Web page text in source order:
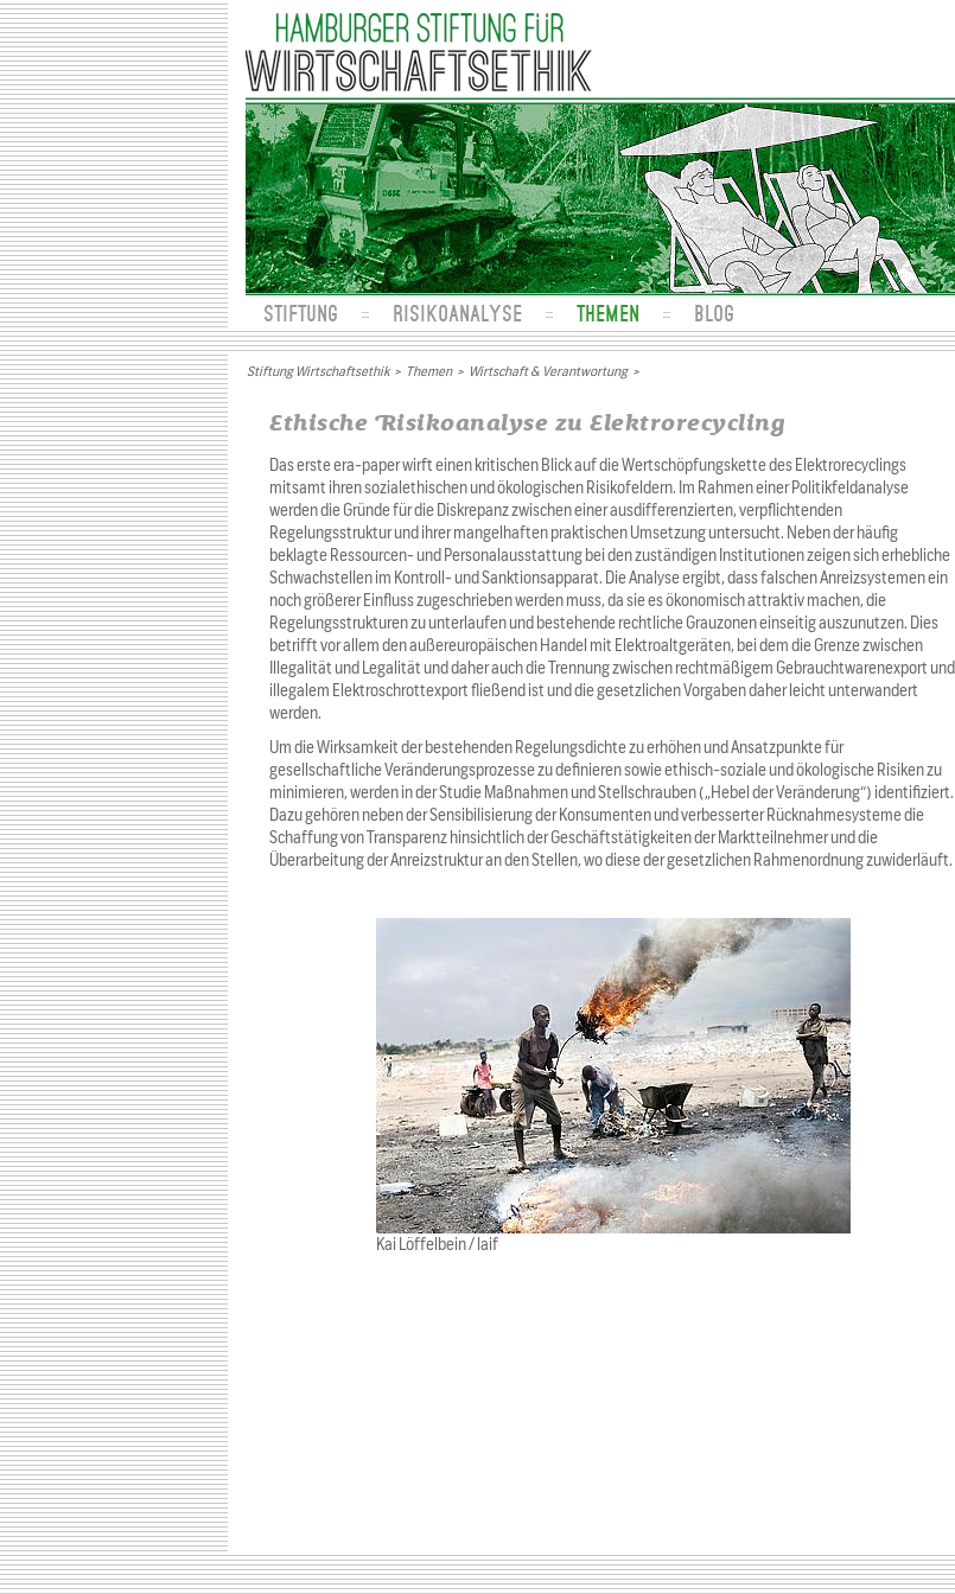
STIFTUNG RISIKOANALYSE THEMEN BLOG
Stiftung Wirtschaftsethik> Themen> Wirtschaft & Verantwortung>
Ethische Risikoanalyse zu Elektrorecycling
Das erste era-paper wirft einen kritischen Blick auf die Wertschöpfungskette des Elektrorecyclings
mitsamt ihren sozialethischen und ökologischen Risikofeldern. Im Rahmen einer Politikfeldanalyse
werden die Gründe für die Diskrepanz zwischen einer ausdifferenzierten, verpflichtenden
Regelungsstruktur und ihrer mangelhaften praktischen Umsetzung untersucht. Neben der häufig
beklagte Ressourcen- und Personalausstattung bei den zuständigen Institutionen zeigen sich erhebliche
Schwachstellen im Kontroll- und Sanktionsapparat. Die Analyse ergibt, dass falschen Anreizsystemen ein
noch größerer Einfluss zugeschrieben werden muss, da sie es ökonomisch attraktiv machen, die
Regelungsstrukturen zu unterlaufen und bestehende rechtliche Grauzonen einseitig auszunutzen. Dies
betrifft vor allem den außereuropäischen Handel mit Elektroaltgeräten, bei dem die Grenze zwischen
Illegalität und Legalität und daher auch die Trennung zwischen rechtmäßigem Gebrauchtwarenexport und
illegalem Elektroschrottexport fließend ist und die gesetzlichen Vorgaben daher leicht unterwandert
werden.
Um die Wirksamkeit der bestehenden Regelungsdichte zu erhöhen und Ansatzpunkte für
gesellschaftliche Veränderungsprozesse zu definieren sowie ethisch-soziale und ökologische Risiken zu
minimieren, werden in der Studie Maßnahmen und Stellschrauben („Hebel der Veränderung“) identifiziert.
Dazu gehören neben der Sensibilisierung der Konsumenten und verbesserter Rücknahmesysteme die
Schaffung von Transparenz hinsichtlich der Geschäftstätigkeiten der Marktteilnehmer und die
Überarbeitung der Anreizstruktur an den Stellen, wo diese der gesetzlichen Rahmenordnung zuwiderläuft.
Kai Löffelbein / laif